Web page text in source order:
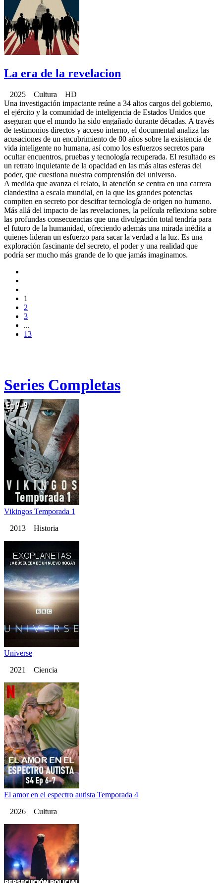
La era de la revelacion
2025 Cultura HD
Una investigación impactante reúne a 34 altos cargos del gobierno,
el ejército y la comunidad de inteligencia de Estados Unidos que
aseguran que el mundo ha sido engañado durante décadas. A través
de testimonios directos y acceso interno, el documental analiza las
acusaciones de un encubrimiento de 80 años sobre la existencia de
vida inteligente no humana, así como los esfuerzos secretos para
ocultar encuentros, pruebas y tecnología recuperada. El resultado es
un retrato inquietante de la opacidad en las más altas esferas del
poder, que cuestiona nuestra comprensión del universo.
A medida que avanza el relato, la atención se centra en una carrera
clandestina a escala mundial, en la que las grandes potencias
compiten en secreto por descifrar tecnología de origen no humano.
Más allá del impacto de las revelaciones, la película reflexiona sobre
las profundas consecuencias que una divulgación total tendría para
el futuro de la humanidad, ofreciendo además una mirada inédita a
quienes lideran un esfuerzo para sacar la verdad a la luz. Es una
exploración fascinante del secreto, el poder y una realidad que
podría ser mucho más grande de lo que jamás imaginamos.
1
2
3
...
13
Series Completas
Vikingos Temporada 1
2013 Historia
Universe
2021 Ciencia
El amor en el espectro autista Temporada 4
2026 Cultura